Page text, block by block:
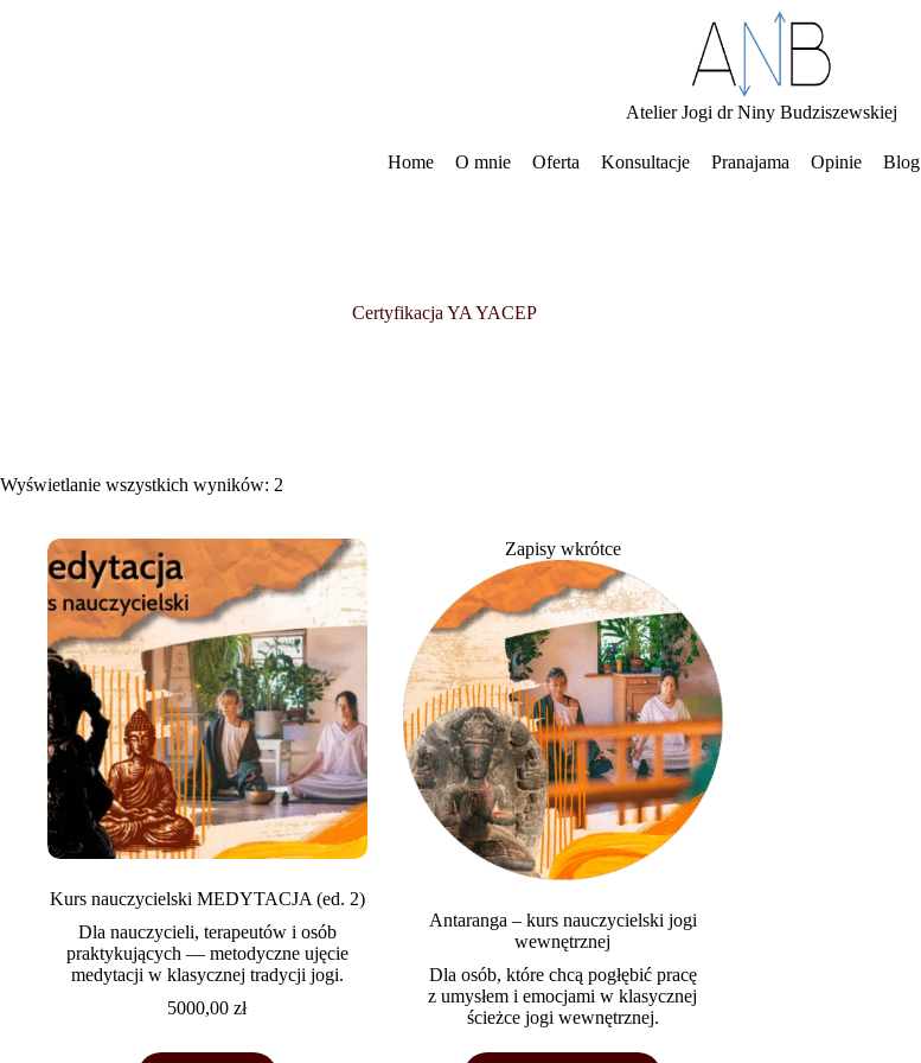
Atelier Jogi dr Niny Budziszewskiej
Home O mnie Oferta Konsultacje Pranajama Opinie Blog
Certyfikacja YA YACEP
Wyświetlanie wszystkich wyników: 2
Kurs nauczycielski MEDYTACJA (ed. 2)
Dla nauczycieli, terapeutów i osób
praktykujących — metodyczne ujęcie
medytacji w klasycznej tradycji jogi.
5000,00zł
Zapisy wkrótce
Antaranga – kurs nauczycielski jogi
wewnętrznej
Dla osób, które chcą pogłębić pracę
z umysłem i emocjami w klasycznej
ścieżce jogi wewnętrznej.